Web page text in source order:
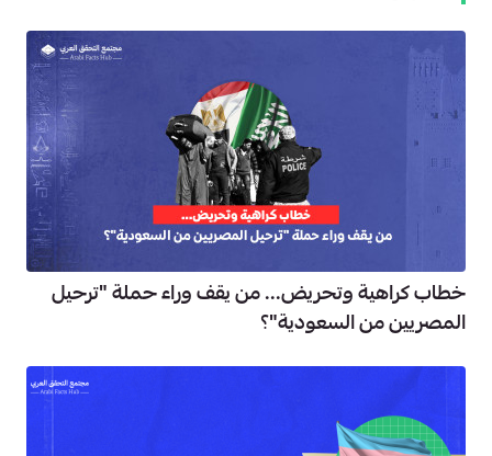
خطاب كراهية وتحريض... من يقف وراء حملة "ترحيل
المصريين من السعودية"؟